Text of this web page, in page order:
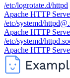
/etc/logrotate.d/httpd
Apache HTTP
/etc/systemd/
Apache HTTP
/etc/systemd/
Apache HTTP